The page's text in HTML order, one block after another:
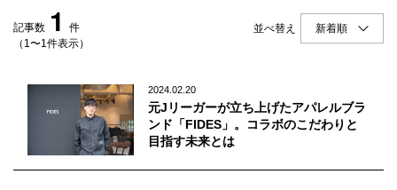
ニュース＆イベント
データ
SERVICE
初めての方へ
企業担当の方へ
ログイン
会員登録
記事数 1
件
（1〜1件表示）
並べ替え
2024.02.20
元Jリーガーが立ち上げたアパレルブラ
ンド「FIDES」。コラボのこだわりと
目指す未来とは